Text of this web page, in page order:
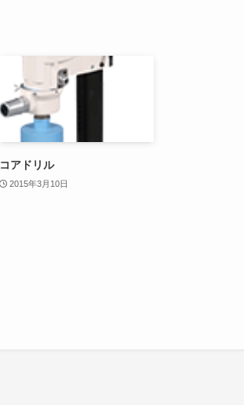
コアドリル
2015年3月10日